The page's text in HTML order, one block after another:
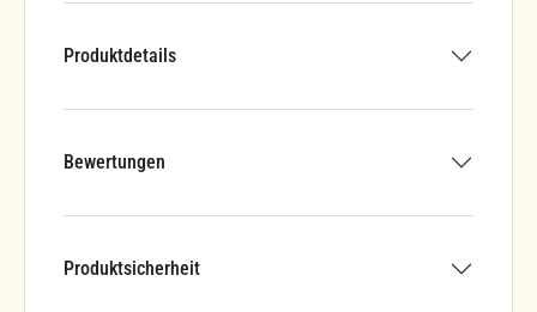
Produktdetails
Bewertungen
Produktsicherheit